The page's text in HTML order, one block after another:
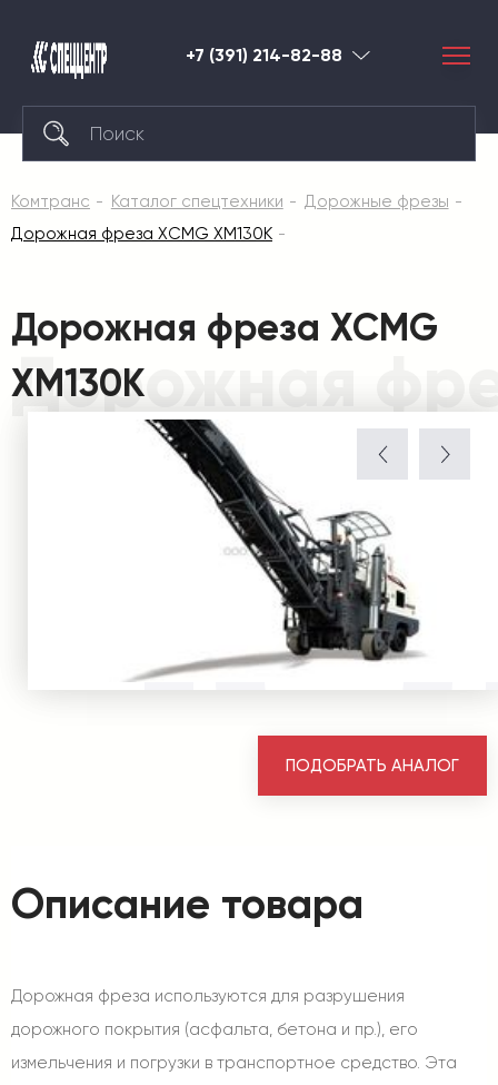
+7 (391) 214-82-88 Красноярск
Комтранс Каталог спецтехники
Дорожные фрезы
Дорожная фреза XCMG XM130K
Дорожная
Дорожная фреза XCMG
XM130K
ПОДОБРАТЬ АНАЛОГ
Описание товара
Дорожная фреза используются для разрушения
дорожного покрытия (асфальта, бетона и пр.), его
измельчения и погрузки в транспортное средство. Эта